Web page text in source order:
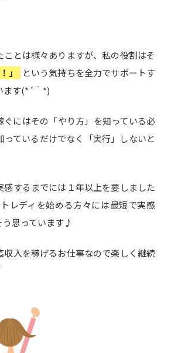
ことは様々ありますが、私の役割はそ
」
という気持ちを全力でサポートす
ます(*´｀*)
ぐにはその「やり方」を知っている必
っているだけでなく「実行」しないと
感するまでには１年以上を要しました
レディを始める方々には最短で実感
う思っています♪
収入を稼げるお仕事なので楽しく継続